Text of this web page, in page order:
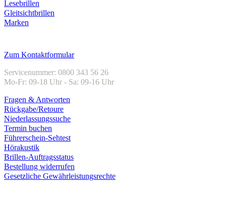
Lesebrillen
Gleitsichtbrillen
Marken
Zum Kontaktformular
Servicenummer: 0800 343 56 26
Mo-Fr: 09-18 Uhr - Sa: 09-16 Uhr
Fragen & Antworten
Rückgabe/Retoure
Niederlassungssuche
Termin buchen
Führerschein-Sehtest
Hörakustik
Brillen-Auftragsstatus
Bestellung widerrufen
Gesetzliche Gewährleistungsrechte